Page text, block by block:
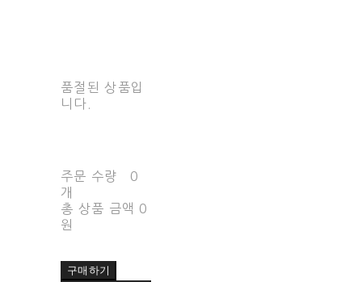
품절된 상품입
니다.
주문 수량
0
개
총 상품 금액 0
원
구매하기